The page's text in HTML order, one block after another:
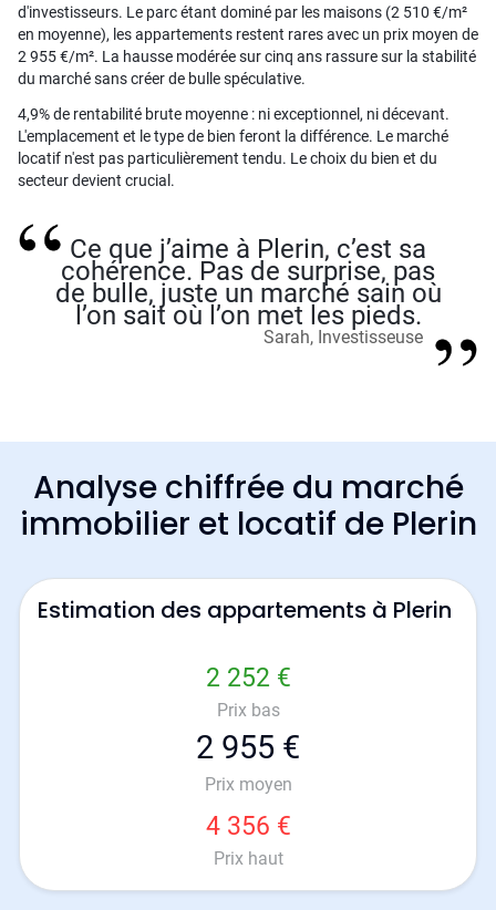
d'investisseurs. Le parc étant dominé par les maisons (2 510 €/m²
en moyenne), les appartements restent rares avec un prix moyen de
2 955 €/m². La hausse modérée sur cinq ans rassure sur la stabilité
du marché sans créer de bulle spéculative.
4,9% de rentabilité brute moyenne : ni exceptionnel, ni décevant.
L'emplacement et le type de bien feront la différence. Le marché
locatif n'est pas particulièrement tendu. Le choix du bien et du
secteur devient crucial.
Ce que j’aime à Plerin, c’est sa
cohérence. Pas de surprise, pas
de bulle, juste un marché sain où
l’on sait où l’on met les pieds.
Sarah, Investisseuse
Analyse chiffrée du marché
immobilier et locatif de Plerin
Estimation des appartements à Plerin
2 252 €
Prix bas
2 955 €
Prix moyen
4 356 €
Prix haut